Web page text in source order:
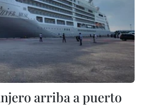
arriba a puerto